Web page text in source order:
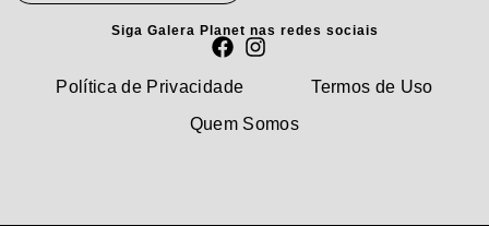
Siga Galera Planet nas redes sociais
Política de Privacidade
Termos de Uso
Quem Somos